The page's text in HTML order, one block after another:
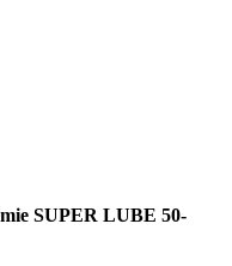
SUPER LUBE 50-